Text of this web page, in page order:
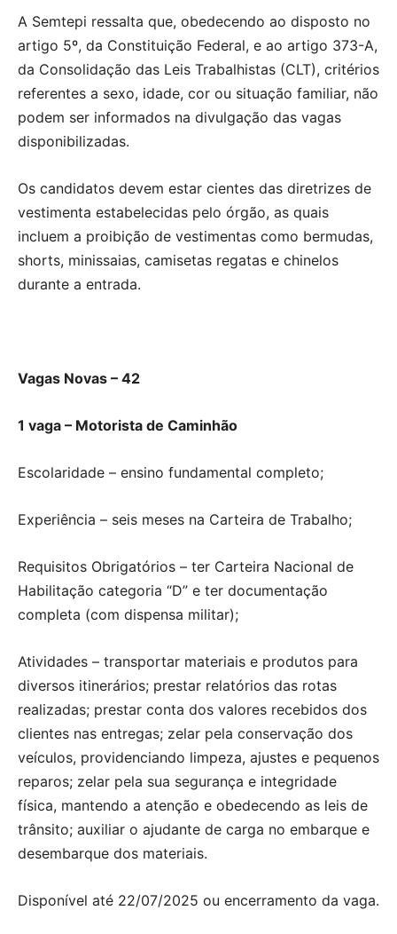
A Semtepi ressalta que, obedecendo ao disposto no
artigo 5º, da Constituição Federal, e ao artigo 373-A,
da Consolidação das Leis Trabalhistas (CLT), critérios
referentes a sexo, idade, cor ou situação familiar, não
podem ser informados na divulgação das vagas
disponibilizadas.
Os candidatos devem estar cientes das diretrizes de
vestimenta estabelecidas pelo órgão, as quais
incluem a proibição de vestimentas como bermudas,
shorts, minissaias, camisetas regatas e chinelos
durante a entrada.
Vagas Novas – 42
1 vaga – Motorista de Caminhão
Escolaridade – ensino fundamental completo;
Experiência – seis meses na Carteira de Trabalho;
Requisitos Obrigatórios – ter Carteira Nacional de
Habilitação categoria “D” e ter documentação
completa (com dispensa militar);
Atividades – transportar materiais e produtos para
diversos itinerários; prestar relatórios das rotas
realizadas; prestar conta dos valores recebidos dos
clientes nas entregas; zelar pela conservação dos
veículos, providenciando limpeza, ajustes e pequenos
reparos; zelar pela sua segurança e integridade
física, mantendo a atenção e obedecendo as leis de
trânsito; auxiliar o ajudante de carga no embarque e
desembarque dos materiais.
Disponível até 22/07/2025 ou encerramento da vaga.